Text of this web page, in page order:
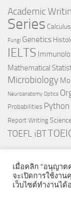
Academic
Series Calculus
Fungi Genetics
IELTS
Mathematical
Microbiology
Neuroanatomy Optics
Probabilities Python
Report Writing
TOEFL iBT
เมื่อคลิก “อนุญา
จะเปิดการใช้งาน
เว็บไซต์ทำงานไ